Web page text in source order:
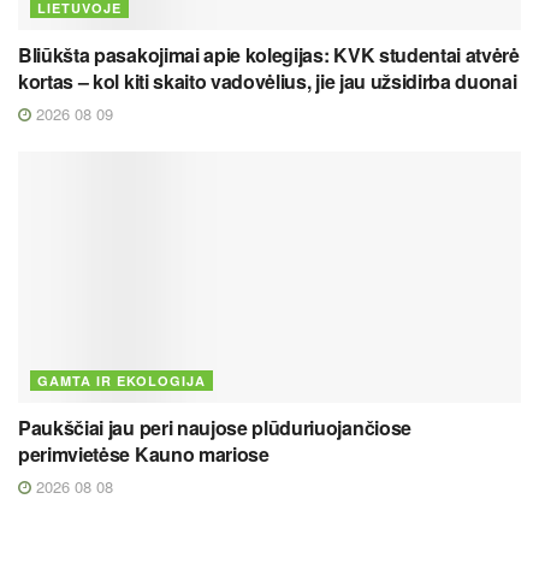
LIETUVOJE
Bliūkšta pasakojimai apie kolegijas: KVK studentai atvėrė
kortas – kol kiti skaito vadovėlius, jie jau užsidirba duonai
2026 08 09
GAMTA IR EKOLOGIJA
Paukščiai jau peri naujose plūduriuojančiose
perimvietėse Kauno mariose
2026 08 08